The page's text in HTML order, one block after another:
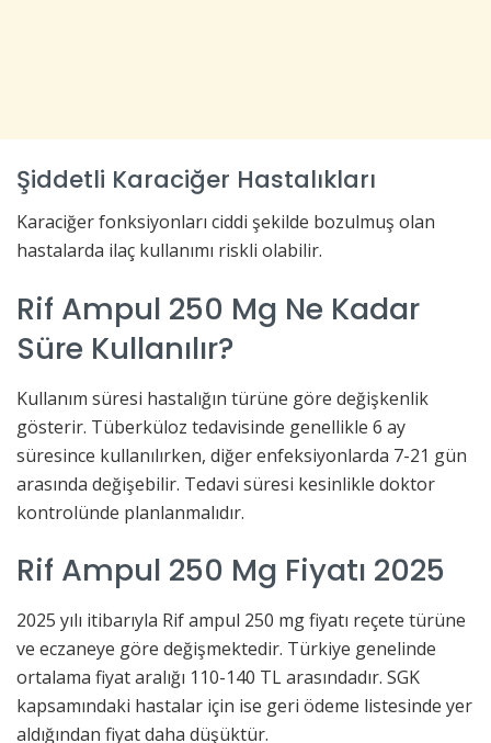
Şiddetli Karaciğer Hastalıkları
Karaciğer fonksiyonları ciddi şekilde bozulmuş olan
hastalarda ilaç kullanımı riskli olabilir.
Rif Ampul 250 Mg Ne Kadar
Süre Kullanılır?
Kullanım süresi hastalığın türüne göre değişkenlik
gösterir. Tüberküloz tedavisinde genellikle 6 ay
süresince kullanılırken, diğer enfeksiyonlarda 7-21 gün
arasında değişebilir. Tedavi süresi kesinlikle doktor
kontrolünde planlanmalıdır.
Rif Ampul 250 Mg Fiyatı 2025
2025 yılı itibarıyla Rif ampul 250 mg fiyatı reçete türüne
ve eczaneye göre değişmektedir. Türkiye genelinde
ortalama fiyat aralığı 110-140 TL arasındadır. SGK
kapsamındaki hastalar için ise geri ödeme listesinde yer
aldığından fiyat daha düşüktür.